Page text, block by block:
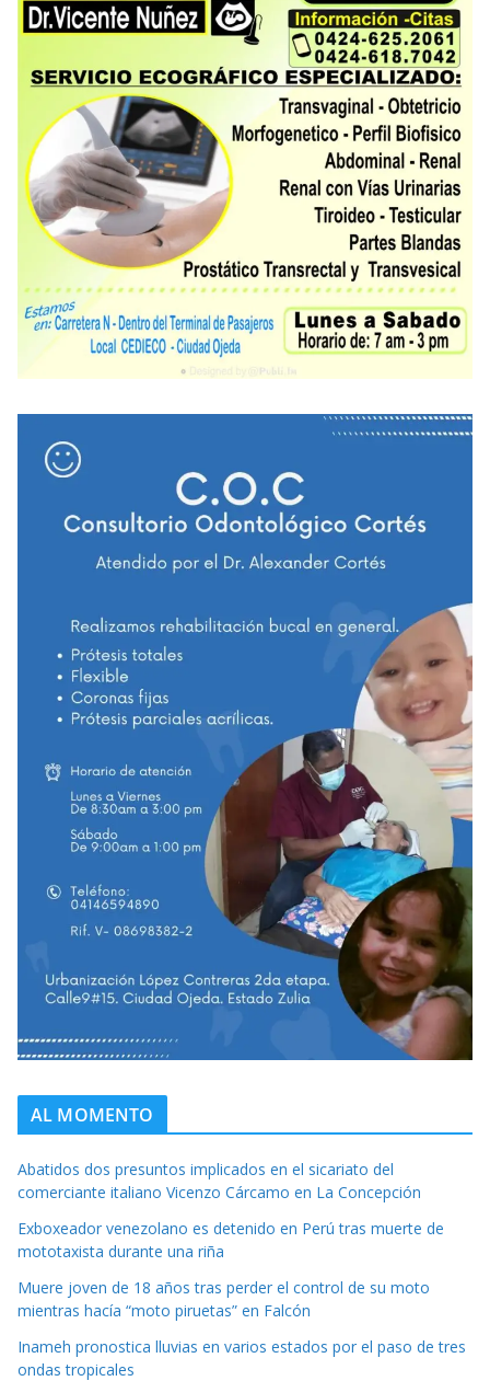
AL MOMENTO
Abatidos dos presuntos implicados en el sicariato del
comerciante italiano Vicenzo Cárcamo en La Concepción
Exboxeador venezolano es detenido en Perú tras muerte de
mototaxista durante una riña
Muere joven de 18 años tras perder el control de su moto
mientras hacía “moto piruetas” en Falcón
Inameh pronostica lluvias en varios estados por el paso de tres
ondas tropicales